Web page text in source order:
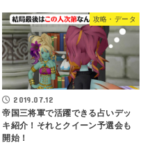
攻略・データ
2019.07.12
帝国三将軍で活躍できる占いデッ
キ紹介！それとクイーン予選会も
開始！